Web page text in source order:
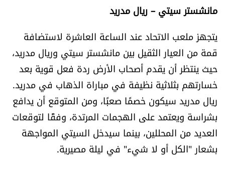
الرياضة
منوّعات
حظّك اليوم
للتاريخ
فيديو
مانشستر سيتي – ريال مدريد
يتجهز ملعب الاتحاد عند الساعة العاشرة لاستضافة
قمة من العيار الثقيل بين مانشستر سيتي وريال مدريد،
حيث ينتظر أن يقدم أصحاب الأرض ردة فعل قوية بعد
خسارتهم بثلاثية نظيفة في مباراة الذهاب في مدريد.
ريال مدريد سيكون خصمًا صعبًا، ومن المتوقع أن يدافع
بشراسة ويعتمد على الهجمات المرتدة، وفقًا لتوقعات
العديد من المحللين، بينما سيدخل السيتي المواجهة
بشعار "الكل أو لا شيء" في ليلة مصيرية.